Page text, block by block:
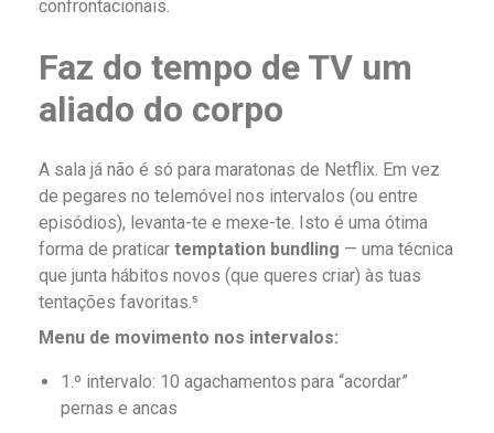
confrontacionais.
Faz do tempo de TV um
aliado do corpo
A sala já não é só para maratonas de Netflix. Em vez
de pegares no telemóvel nos intervalos (ou entre
episódios), levanta-te e mexe-te. Isto é uma ótima
forma de praticar temptation bundling — uma técnica
que junta hábitos novos (que queres criar) às tuas
tentações favoritas.⁵
Menu de movimento nos intervalos:
1.º intervalo: 10 agachamentos para “acordar”
pernas e ancas